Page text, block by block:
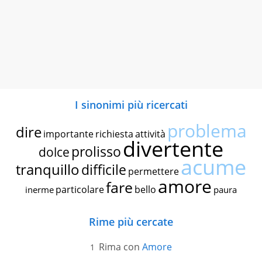
I sinonimi più ricercati
dire importante richiestaattività problema
dolce prolissodivertente
tranquillodifficile permettereacume
inerme particolarefare bello amore paura
Rime più cercate
Rima con Amore